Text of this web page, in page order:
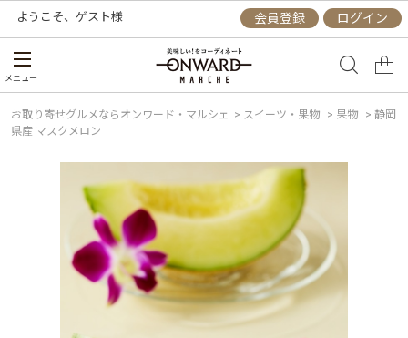
ようこそ、 ゲスト様 会員登録 ログイン
メニュー
お取り寄せグルメならオンワード・マルシェ > スイーツ・果物 > 果物 > 静岡
県産 マスクメロン